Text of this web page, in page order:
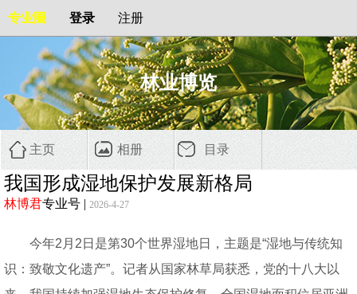
专业圈 登录 注册
林业博览
主页 相册 目录
我国形成湿地保护发展新格局
林博君专业号 | 2026-4-27
今年2月2日是第30个世界湿地日，主题是“湿地与传统知
识：致敬文化遗产”。记者从国家林草局获悉，党的十八大以